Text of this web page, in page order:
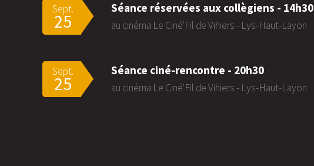
Sept.
25
Séance réservées aux collègiens - 14h30
au cinéma Le Ciné'Fil de Vihiers - Lys-Haut-Layon
Sept.
25
Séance ciné-rencontre - 20h30
au cinéma Le Ciné'Fil de Vihiers - Lys-Haut-Layon